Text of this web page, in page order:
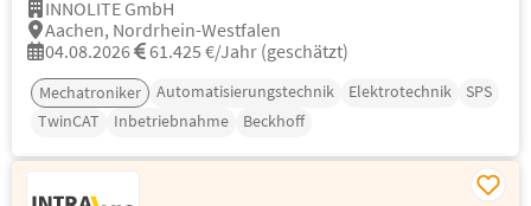
INNOLITE GmbH
Aachen, Nordrhein-Westfalen
04.08.2026
61.425 €/Jahr (geschätzt)
Mechatroniker Automatisierungstechnik Elektrotechnik
SPS
TwinCAT
Inbetriebnahme Beckhoff